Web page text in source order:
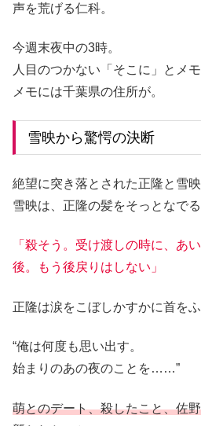
声を荒げる仁科。
今週末夜中の3時。
人目のつかない「そこに」とメモ
メモには千葉県の住所が。
雪映から驚愕の決断
絶望に突き落とされた正隆と雪映
雪映は、正隆の髪をそっとなでる
「殺そう。受け渡しの時に、あ
後。もう後戻りはしない」
正隆は涙をこぼしかすかに首をふ
“俺は何度も思い出す。
始まりのあの夜のことを……”
萌とのデート、殺したこと、佐